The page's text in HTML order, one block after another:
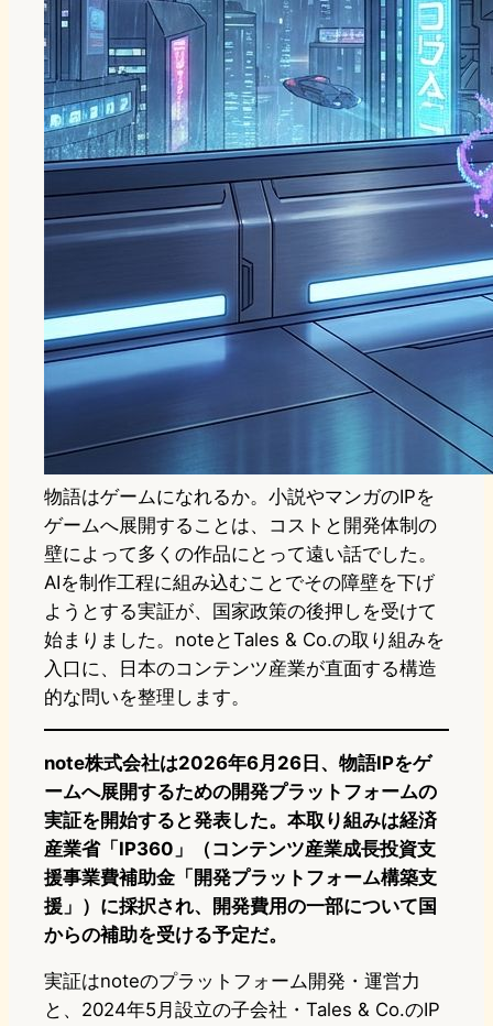
物語はゲームになれるか。小説やマンガのIPを
ゲームへ展開することは、コストと開発体制の
壁によって多くの作品にとって遠い話でした。
AIを制作工程に組み込むことでその障壁を下げ
ようとする実証が、国家政策の後押しを受けて
始まりました。noteとTales & Co.の取り組みを
入口に、日本のコンテンツ産業が直面する構造
的な問いを整理します。
note株式会社は2026年6月26日、物語IPをゲ
ームへ展開するための開発プラットフォームの
実証を開始すると発表した。本取り組みは経済
産業省「IP360」（コンテンツ産業成長投資支
援事業費補助金「開発プラットフォーム構築支
援」）に採択され、開発費用の一部について国
からの補助を受ける予定だ。
実証はnoteのプラットフォーム開発・運営力
と、2024年5月設立の子会社・Tales & Co.のIP